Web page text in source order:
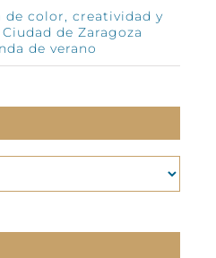
de color, creatividad y
de Zaragoza
de verano